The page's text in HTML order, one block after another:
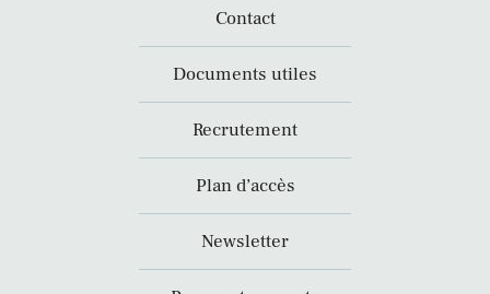
Contact
Documents utiles
Recrutement
Plan d’accès
Newsletter